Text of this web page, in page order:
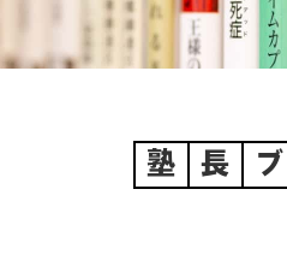
塾 長 ブ